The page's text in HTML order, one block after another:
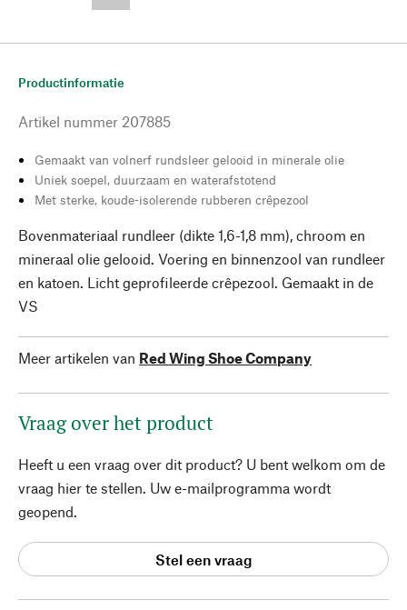
Productinformatie
Artikel nummer 207885
Gemaakt van volnerf rundsleer gelooid in minerale olie
Uniek soepel, duurzaam en waterafstotend
Met sterke, koude-isolerende rubberen crêpezool
Bovenmateriaal rundleer (dikte 1,6-1,8 mm), chroom en
mineraal olie gelooid. Voering en binnenzool van rundleer
en katoen. Licht geprofileerde crêpezool. Gemaakt in de
VS
Meer artikelen van Red Wing Shoe Company
Vraag over het product
Heeft u een vraag over dit product? U bent welkom om de
vraag hier te stellen. Uw e-mailprogramma wordt
geopend.
Stel een vraag